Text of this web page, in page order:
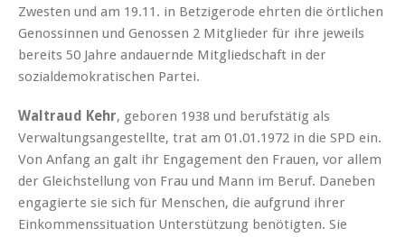
Zwesten und am 19.11. in Betzigerode ehrten die örtlichen
Genossinnen und Genossen 2 Mitglieder für ihre jeweils
bereits 50 Jahre andauernde Mitgliedschaft in der
sozialdemokratischen Partei.
Waltraud Kehr, geboren 1938 und berufstätig als
Verwaltungsangestellte, trat am 01.01.1972 in die SPD ein.
Von Anfang an galt ihr Engagement den Frauen, vor allem
der Gleichstellung von Frau und Mann im Beruf. Daneben
engagierte sie sich für Menschen, die aufgrund ihrer
Einkommenssituation Unterstützung benötigten. Sie